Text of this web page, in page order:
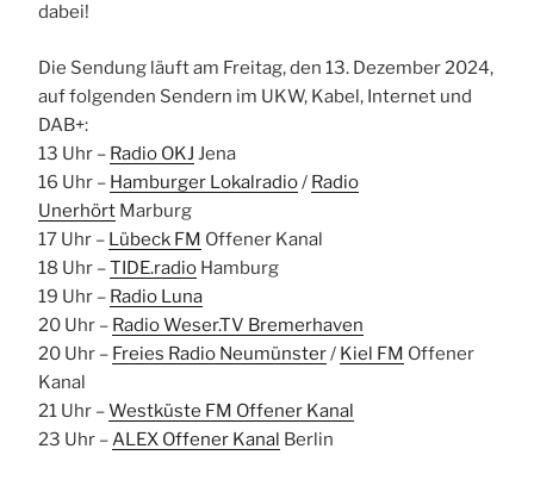
dabei!
Die Sendung läuft am Freitag, den 13. Dezember 2024,
auf folgenden Sendern im UKW, Kabel, Internet und
DAB+:
13 Uhr – Radio OKJ Jena
16 Uhr – Hamburger Lokalradio/ Radio
Unerhört Marburg
17 Uhr – Lübeck FM Offener Kanal
18 Uhr –TIDE.radio Hamburg
19 Uhr – Radio Luna
20 Uhr – Radio Weser.TV Bremerhaven
20 Uhr – Freies Radio Neumünster/ Kiel FM Offener
Kanal
21 Uhr –Westküste FM Offener Kanal
23 Uhr –ALEX Offener Kanal Berlin